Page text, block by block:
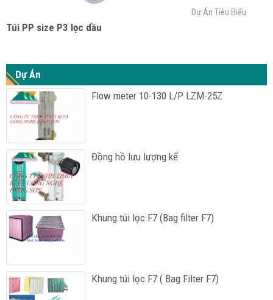
Dự Án Tiêu Biểu
Túi PP size P3 lọc dầu
Dự Án
Flow meter 10-130 L/P LZM-25Z
Đồng hồ lưu lượng kế
Khung túi lọc F7 (Bag filter F7)
Khung túi lọc F7 ( Bag Filter F7)